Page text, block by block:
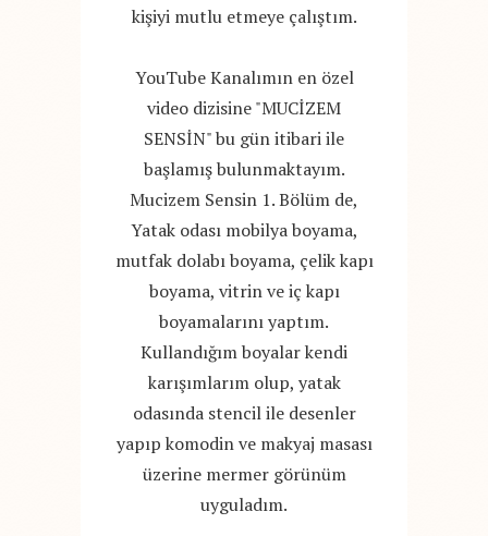
kişiyi mutlu etmeye çalıştım.
YouTube Kanalımın en özel
video dizisine "MUCİZEM
SENSİN" bu gün itibari ile
başlamış bulunmaktayım.
Mucizem Sensin 1. Bölüm de,
Yatak odası mobilya boyama,
mutfak dolabı boyama, çelik kapı
boyama, vitrin ve iç kapı
boyamalarını yaptım.
Kullandığım boyalar kendi
karışımlarım olup, yatak
odasında stencil ile desenler
yapıp komodin ve makyaj masası
üzerine mermer görünüm
uyguladım.